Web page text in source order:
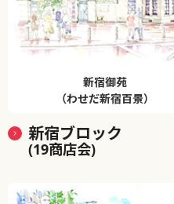
新宿御苑
（わせだ新宿百景）
新宿ブロック
(19商店会)